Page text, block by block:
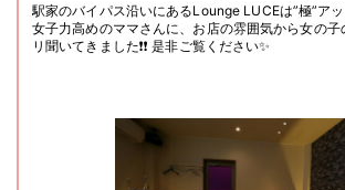
駅家のバイパス沿いにあるLounge LUCEは”極”ア
女子力高めのママさんに、お店の雰囲気から女の子
リ聞いてきました❗❗ 是非ご覧ください✨